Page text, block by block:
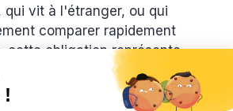
qui vit à l'étranger, ou qui
comparer rapidement
cette obligation représente
temps non négligeable. C'est
atout si vous valorisez
!